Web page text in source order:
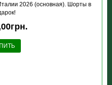
2026 (основная). Шорты в